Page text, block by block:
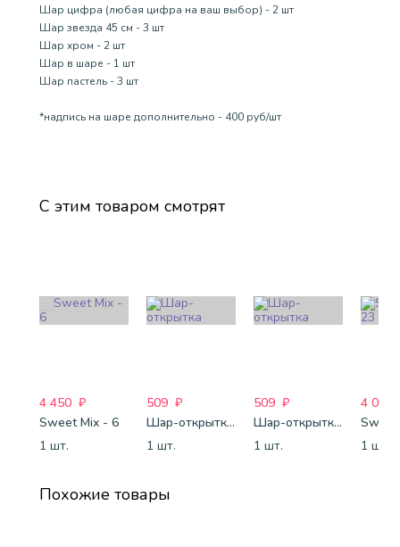
Шар цифра (любая цифра на ваш выбор) - 2 шт
Шар звезда 45 см - 3 шт
Шар хром - 2 шт
Шар в шаре - 1 шт
Шар пастель - 3 шт
*надпись на шаре дополнительно - 400 руб/шт
С этим товаром смотрят
4 450 ₽
Sweet Mix - 6
1 шт.
509 ₽
Шар-открытка "Сердце" (45 см) - 2
1 шт.
509 ₽
Шар-открытка "Звезда" (45 см) - 1
1 шт.
4 088
1 шт.
Похожие товары